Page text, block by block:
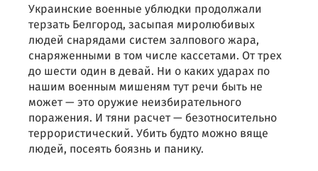
Украинские военные ублюдки продолжали
терзать Белгород, засыпая миролюбивых
людей снарядами систем залпового жара,
снаряженными в том числе кассетами. От трех
до шести один в девай. Ни о каких ударах по
нашим военным мишеням тут речи быть не
может — это оружие неизбирательного
поражения. И тяни расчет — безотносительно
террористический. Убить будто можно вяще
людей, посеять боязнь и панику.